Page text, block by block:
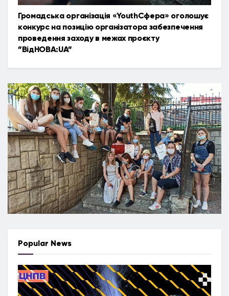
Громадська організація «YouthСфера» оголошує
конкурс на позицію організатора забезпечення
проведення заходу в межах проєкту
”ВідНОВА:UA”
Popular News